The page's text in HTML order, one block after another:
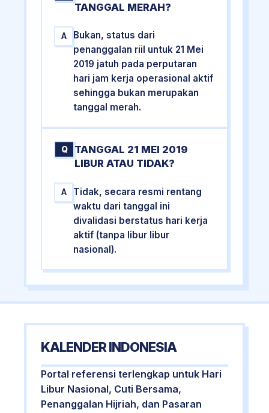
TANGGAL MERAH?
A
Bukan, status dari
penanggalan riil untuk 21 Mei
2019 jatuh pada perputaran
hari jam kerja operasional aktif
sehingga bukan merupakan
tanggal merah.
Q
TANGGAL 21 MEI 2019
LIBUR ATAU TIDAK?
A
Tidak, secara resmi rentang
waktu dari tanggal ini
divalidasi berstatus hari kerja
aktif (tanpa libur libur
nasional).
KALENDER INDONESIA
Portal referensi terlengkap untuk Hari
Libur Nasional, Cuti Bersama,
Penanggalan Hijriah, dan Pasaran